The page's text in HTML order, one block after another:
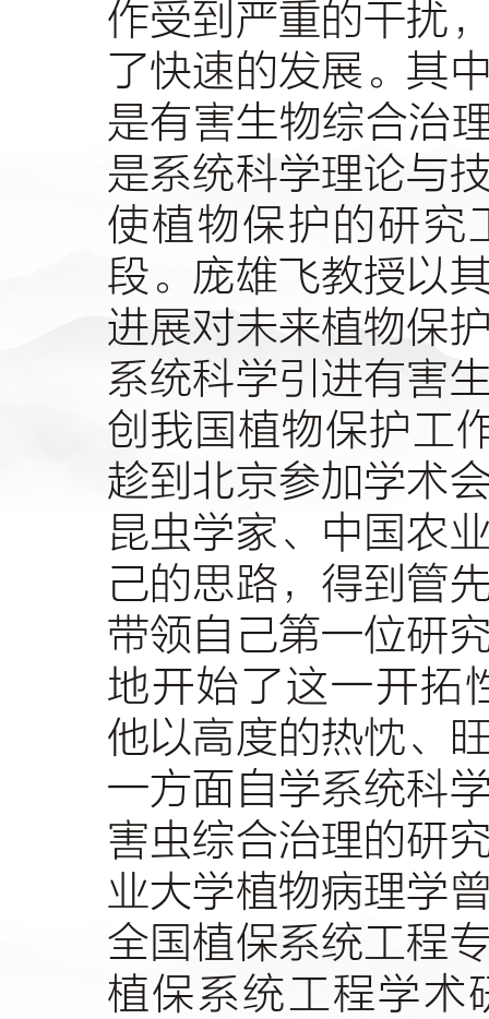
作受到严重的干扰
了快速的发展。其
是有害生物综合治
是系统科学理论与
使植物保护的研究
段。庞雄飞教授以
进展对未来植物保
系统科学引进有害
创我国植物保护工
趁到北京参加学术
昆虫学家、中国农
己的思路，得到管
带领自己第一位研
地开始了这一开拓
他以高度的热忱、
一方面自学系统科
害虫综合治理的研
业大学植物病理学
全国植保系统工程
植保系统工程学术